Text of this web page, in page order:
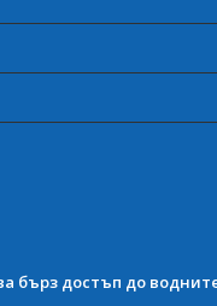
бърз достъп до